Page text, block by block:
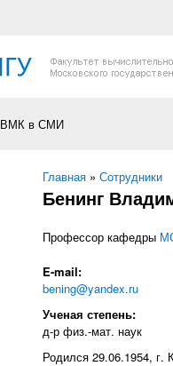
ВМК в СМИ
Вы здесь
Главная » Сотрудники
Бенинг
Профессор кафедры
E-mail:
bening@yandex.ru
Ученая степень:
д-р физ.-мат. наук
Родился 29.06.1954, г.